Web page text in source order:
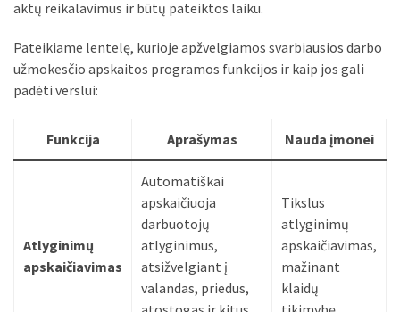
kiek
tikrųjų
trunka
Patarimai
aktų reikalavimus ir būtų pateiktos laiku.
Pateikiame lentelę, kurioje apžvelgiamos svarbiausios darbo
užmokesčio apskaitos programos funkcijos ir kaip jos gali
padėti verslui:
Funkcija Aprašymas Nauda įmonei
Atlyginimų
apskaičiavimas
Automatiškai
apskaičiuoja
darbuotojų
atlyginimus,
atsižvelgiant į
valandas, priedus,
Tikslus
atlyginimų
apskaičiavimas,
mažinant
klaidų